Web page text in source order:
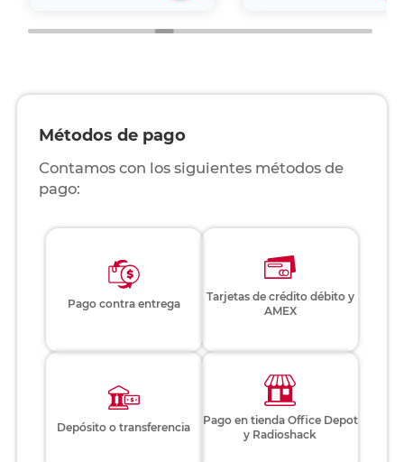
Métodos de pago
Contamos con los siguientes métodos de
pago:
Pago contra entrega
Tarjetas de crédito débito y
AMEX
Depósito o transferencia
Pago en tienda Office Depot
y Radioshack